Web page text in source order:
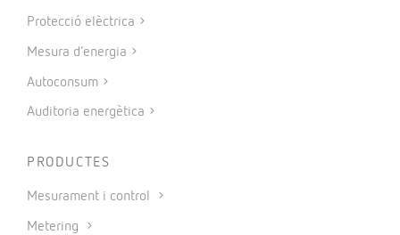
Protecció elèctrica
Mesura d’energia
Autoconsum
Auditoria energètica
PRODUCTES
Mesurament i control
Metering